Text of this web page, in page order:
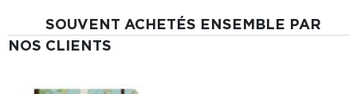
SOUVENT ACHETÉS ENSEMBLE PAR
NOS CLIENTS